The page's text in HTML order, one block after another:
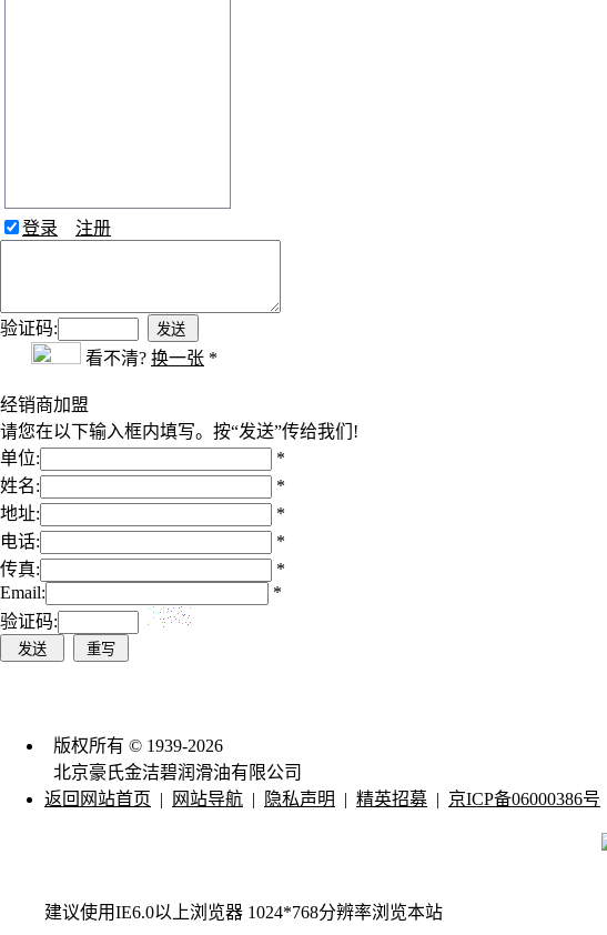
登录 注册
验证码:
看不清? 换一张 *
经销商加盟
请您在以下输入框内填写。按“发送”传给我们!
单位:
*
姓名:
*
地址:
*
电话:
*
传真:
*
Email:
*
验证码:
版权所有 © 1939-2026
北京豪氏金洁碧润滑油有限公司
返回网站首页 | 网站导航 | 隐私声明 | 精英招募 | 京ICP备06000386号
建议使用IE6.0以上浏览器 1024*768分辨率浏览本站